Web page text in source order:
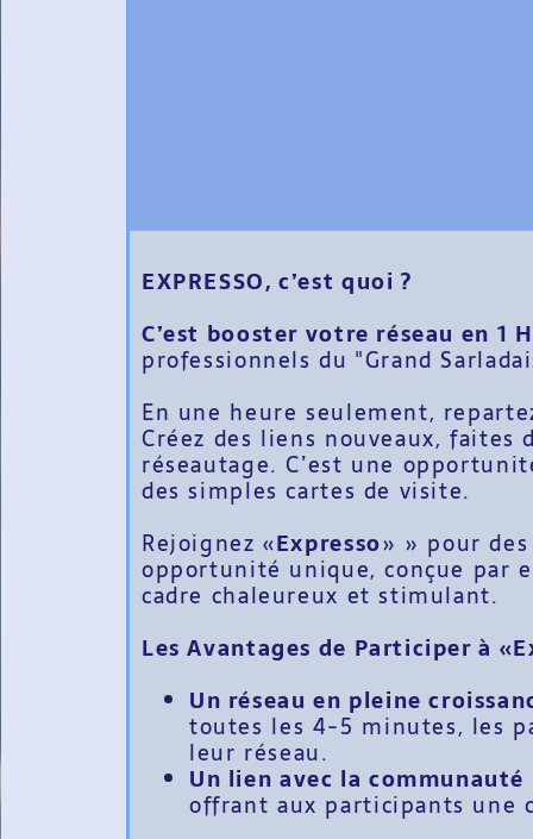
EXPRESSO, c’est quoi ?
C’est booster votre réseau en 1
professionnels du "Grand
En une heure seulement,
Créez des liens nouveaux,
réseautage. C’est une
des simples cartes de visite.
Rejoignez «Expresso» » pour
opportunité unique, conçue par
cadre chaleureux et stimulant.
Les Avantages de Participer à
Un réseau en pleine
toutes les 4-5 minutes, les
leur réseau.
Un lien avec la
offrant aux participants une